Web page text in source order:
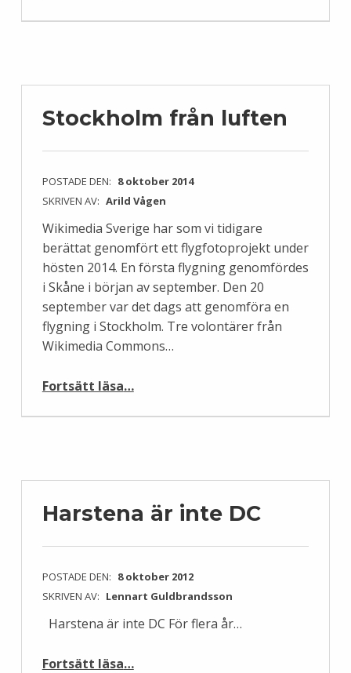
Stockholm från luften
POSTADE DEN: 8 oktober 2014
SKRIVEN AV: Arild Vågen
Wikimedia Sverige har som vi tidigare
berättat genomfört ett flygfotoprojekt under
hösten 2014. En första flygning genomfördes
i Skåne i början av september. Den 20
september var det dags att genomföra en
flygning i Stockholm. Tre volontärer från
Wikimedia Commons…
Fortsätt läsa…
Harstena är inte DC
POSTADE DEN: 8 oktober 2012
SKRIVEN AV: Lennart Guldbrandsson
Harstena är inte DC För flera år…
Fortsätt läsa…